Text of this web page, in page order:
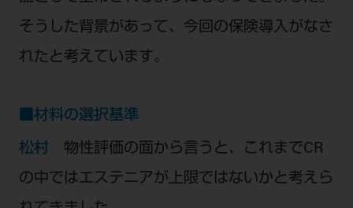
そうした背景があって、今回の保険導入がなさ
れたと考えています。
■材料の選択基準
松村 物性評価の面から言うと、これまでCR
の中ではエステニアが上限ではないかと考えら